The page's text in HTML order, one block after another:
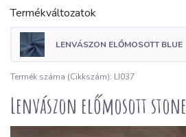
Termékváltozatok
LENVÁSZON ELŐMOSOTT BLUE
Termék száma (Cikkszám): LI037
Lenvászon előmosott stone